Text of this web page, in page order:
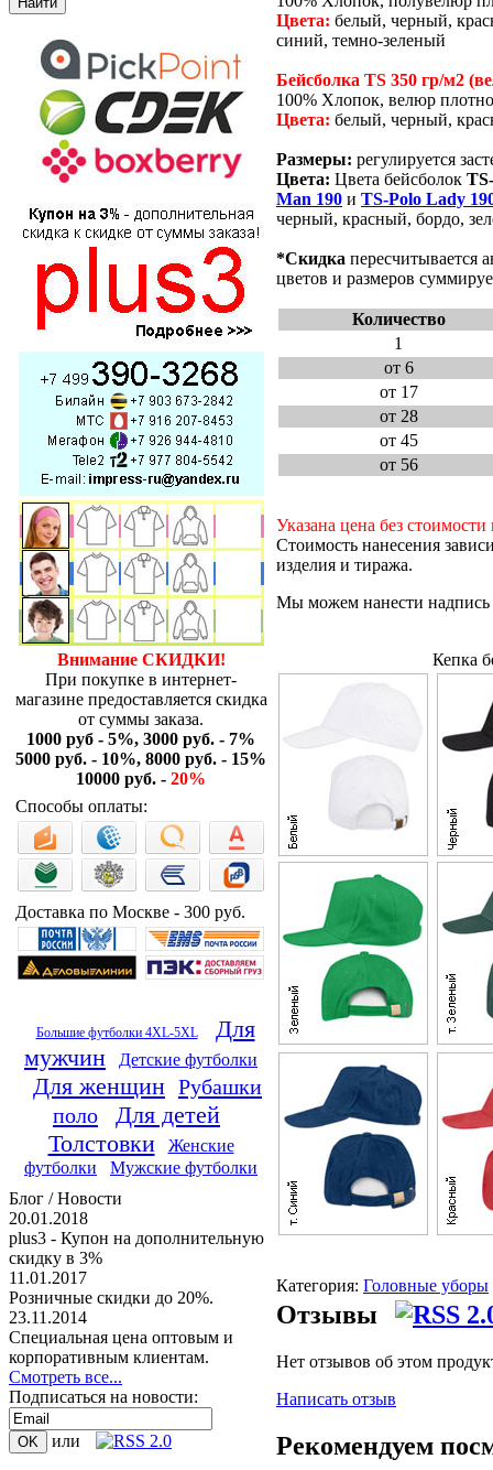
Внимание СКИДКИ!
При покупке в интернет-
магазине предоставляется скидка
от суммы заказа.
1000 руб - 5%, 3000 руб. - 7%
5000 руб. - 10%, 8000 руб. - 15%
10000 руб. - 20%
Способы оплаты:
Доставка по Москве - 300 руб.
Большие футболки 4XL-5XL
Для
мужчин
Детские футболки
Для женщин Рубашки
поло
Для детей
Толстовки
Женские
футболки
Мужские футболки
Блог / Новости
20.01.2018
plus3 - Купон на дополнительную
скидку в 3%
11.01.2017
Розничные скидки до 20%.
23.11.2014
Специальная цена оптовым и
корпоративным клиентам.
Смотреть все...
Подписаться на новости:
или
Цвета: белый, черный,
синий, темно-зеленый
Бейсболка TS 350 гр/м2
100% Хлопок, велюр
Цвета: белый, черный,
Размеры: регулируется
Цвета: Цвета бейсболок
Man 190 и TS-Polo Lady
черный, красный, бордо,
*Скидка пересчитывается
цветов и размеров
Количество
1
от 6
от 17
от 28
от 45
от 56
Указана цена без стоимости
Стоимость нанесения
изделия и тиража.
Мы можем нанести надпись
Кепка
Категория: Головные уборы
Отзывы
Нет отзывов об этом
Написать отзыв
Рекомендуем